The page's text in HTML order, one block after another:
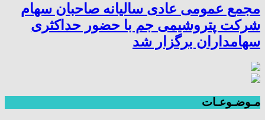
مجمع عمومی عادی سالیانه صاحبان سهام
شرکت پتروشیمی جم با حضور حداکثری
سهامداران برگزار شد
مـوضـوعـات